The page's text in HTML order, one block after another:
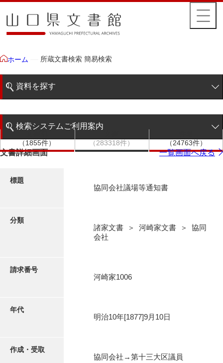
ホーム 所蔵文書検索 簡易検索
資料を探す
階層検索
写真・絵はがき
検索システムご利用案内
検索システムの利用について
（1855件）
（283318件）
（24763件）
文書詳細画面 一覧画面へ戻る
標題
協同会社議場等通知書
分類
諸家文書 ＞ 河崎家文書 ＞ 協同
会社
請求番号
河崎家1006
年代
明治10年[1877]9月10日
作成・受取
協同会社→第十三大区議員